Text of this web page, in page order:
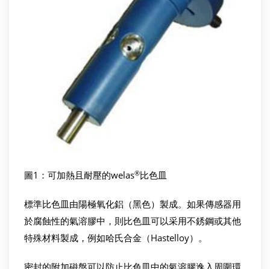
圖1：可加熱且耐壓的welas®比色皿
標準比色皿由陽極氧化鋁（黑色）製成。如果傳感器用
於腐蝕性的氣溶膠中，則比色皿可以采用不銹鋼或其他
特殊材料製成，例如哈氏合金（Hastelloy）。